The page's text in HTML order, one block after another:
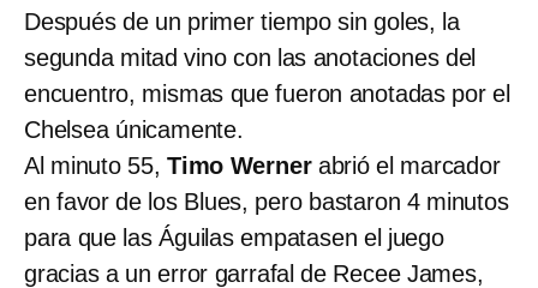
Después de un primer tiempo sin goles, la
segunda mitad vino con las anotaciones del
encuentro, mismas que fueron anotadas por el
Chelsea únicamente.
Al minuto 55, Timo Wernerabrió el marcador
en favor de los Blues, pero bastaron 4 minutos
para que las Águilas empatasen el juego
gracias a un error garrafal de Recee James,